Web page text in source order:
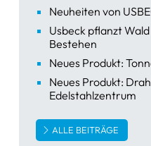
Neuheiten von
Usbeck pflanzt
Bestehen
Neues Produkt:
Neues Produkt:
Edelstahlzentrum
ALLE BEITRÄGE